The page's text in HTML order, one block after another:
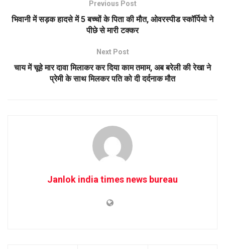
Previous Post
भिवानी में सड़क हादसे में 5 बच्चों के पिता की मौत, ओवरस्पीड स्कॉर्पियो ने
पीछे से मारी टक्कर
Next Post
चाय में चूहे मार दावा मिलाकर कर दिया काम तमाम, अब बरेली की रेखा ने
प्रेमी के साथ मिलकर पति को दी दर्दनाक मौत
Janlok india times news bureau